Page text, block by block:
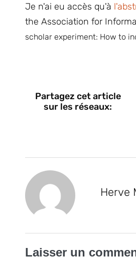
Je n'ai eu accès qu'à
the Association for
scholar experiment: How to
Partagez cet article
sur les réseaux:
Herve
Laisser un